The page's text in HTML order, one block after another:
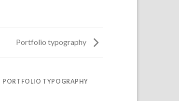
Portfolio typography
PORTFOLIO TYPOGRAPHY